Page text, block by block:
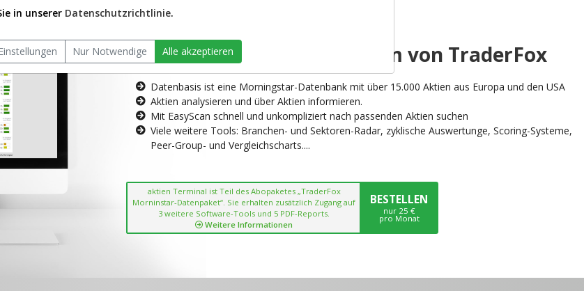
AKTIEN-TERMINAL
Die Aktienanalyse-Plattform von TraderFox
Datenbasis ist eine Morningstar-Datenbank mit über 15.000 Aktien aus Europa und den USA
Aktien analysieren und über Aktien informieren.
Mit EasyScan schnell und unkompliziert nach passenden Aktien suchen
Viele weitere Tools: Branchen- und Sektoren-Radar, zyklische Auswertunge, Scoring-Systeme,
Peer-Group- und Vergleichscharts....
aktien Terminal ist Teil des Abopaketes „TraderFox
Morninstar-Datenpaket“. Sie erhalten zusätzlich Zugang auf
3 weitere Software-Tools und 5 PDF-Reports.
Weitere Informationen
BESTELLEN
nur 25 €
pro Monat
in unserer Datenschutzrichtlinie.
Nur Notwendige Alle akzeptieren